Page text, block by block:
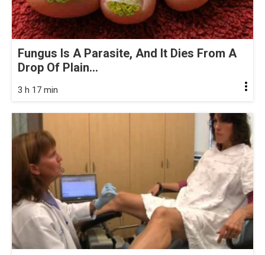
Fungus Is A Parasite, And It Dies From A
Drop Of Plain...
3 h 17 min